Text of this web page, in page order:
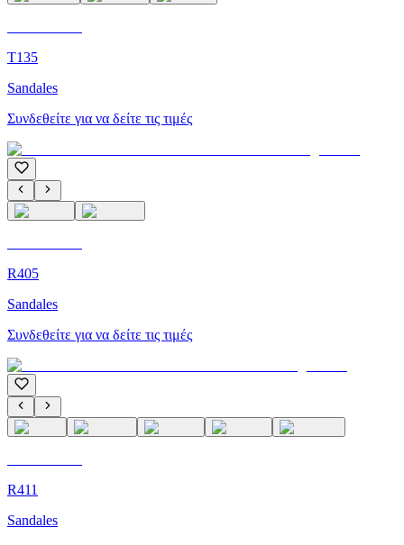
T135
Sandales
Συνδεθείτε για να δείτε τις τιμές
R405
Sandales
Συνδεθείτε για να δείτε τις τιμές
R411
Sandales